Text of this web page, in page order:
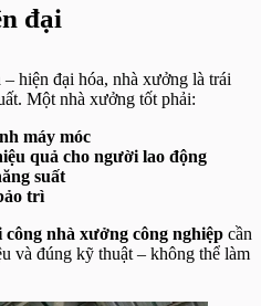
đại
hiện đại hóa, nhà xưởng là trái
Một nhà xưởng tốt phải:
máy móc
quả cho người lao động
suất
trì
công nhà xưởng công nghiệp cần
và đúng kỹ thuật – không thể làm